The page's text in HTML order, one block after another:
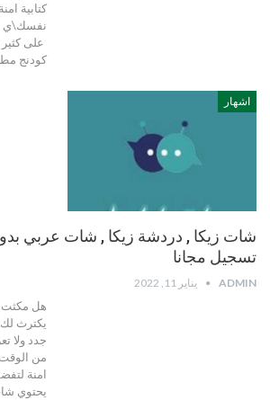
كتابية
نفسك\ي
على
كودنج
اشهار
شات زيكا , دردشة زيكا , شات عربي
تسجيل مجانا
ADMIN يناير 11, 2022
هل مكثت
يكترث
جدد ولا
من
امنة
يحتوي